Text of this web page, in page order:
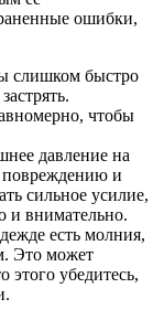
ошибки,
слишком быстро
чтобы
давление на
повреждению и
сильное усилие,
и внимательно.
есть молния,
Это может
убедитесь,